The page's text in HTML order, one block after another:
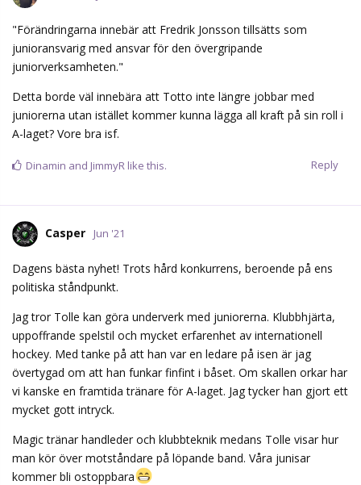
"Förändringarna innebär att Fredrik Jonsson tillsätts som
junioransvarig med ansvar för den övergripande
juniorverksamheten."
Detta borde väl innebära att Totto inte längre jobbar med
juniorerna utan istället kommer kunna lägga all kraft på sin roll i
A-laget? Vore bra isf.
Reply
Dinamin and JimmyR like this.
Casper Jun '21
Dagens bästa nyhet! Trots hård konkurrens, beroende på ens
politiska ståndpunkt.
Jag tror Tolle kan göra underverk med juniorerna. Klubbhjärta,
uppoffrande spelstil och mycket erfarenhet av internationell
hockey. Med tanke på att han var en ledare på isen är jag
övertygad om att han funkar finfint i båset. Om skallen orkar har
vi kanske en framtida tränare för A-laget. Jag tycker han gjort ett
mycket gott intryck.
Magic tränar handleder och klubbteknik medans Tolle visar hur
man kör över motståndare på löpande band. Våra junisar
kommer bli ostoppbara